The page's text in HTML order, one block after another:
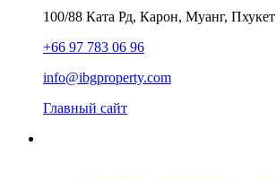
100/88 Ката Рд, Карон, Муанг, Пхукет
+66 97 783 06 96
info@ibgproperty.com
Главный сайт